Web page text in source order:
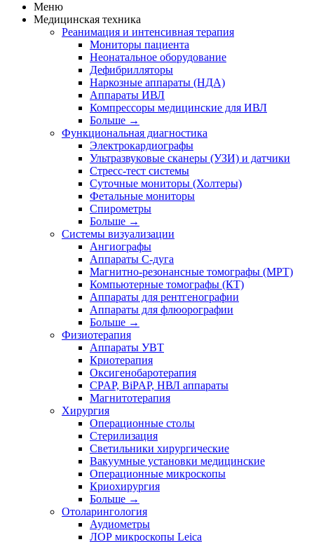
Меню
Медицинская техника
Реанимация и интенсивная терапия
Мониторы пациента
Неонатальное оборудование
Дефибрилляторы
Наркозные аппараты (НДА)
Аппараты ИВЛ
Компрессоры медицинские для ИВЛ
Больше →
Функциональная диагностика
Электрокардиографы
Ультразвуковые сканеры (УЗИ) и датчики
Стресс-тест системы
Суточные мониторы (Холтеры)
Фетальные мониторы
Спирометры
Больше →
Системы визуализации
Ангиографы
Аппараты C-дуга
Магнитно-резонансные томографы (МРТ)
Компьютерные томографы (КТ)
Аппараты для рентгенографии
Аппараты для флюорографии
Больше →
Физиотерапия
Аппараты УВТ
Криотерапия
Оксигенобаротерапия
CPAP, BiPAP, НВЛ аппараты
Магнитотерапия
Хирургия
Операционные столы
Стерилизация
Светильники хирургические
Вакуумные установки медицинские
Операционные микроскопы
Криохирургия
Больше →
Отоларингология
Аудиометры
ЛОР микроскопы Leica